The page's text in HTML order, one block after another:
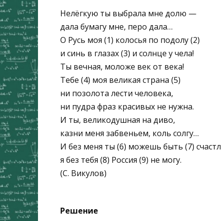
Нелёгкую ты выбрала мне долю —
дала бумагу мне, перо дала…
О Русь моя (1) колосья по подолу (2)
и синь в глазах (3) и солнце у чела!
Ты вечная, моложе век от века!
Тебе (4) моя великая страна (5)
ни позолота лести человека,
ни пудра фраз красивых не нужна.
И ты, великодушная на диво,
казни меня забвеньем, коль солгу…
И без меня ты (6) можешь быть (7)
я без тебя (8) Россия (9) не могу.
(С. Викулов)
Решение